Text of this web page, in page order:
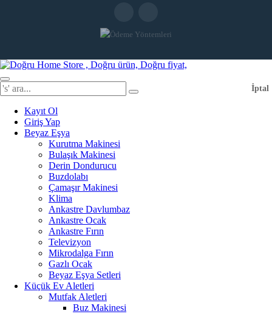
İptal
Kayıt Ol
Giriş Yap
Beyaz Eşya
Kurutma Makinesi
Bulaşık Makinesi
Derin Dondurucu
Buzdolabı
Çamaşır Makinesi
Klima
Ankastre Davlumbaz
Ankastre Ocak
Ankastre Fırın
Televizyon
Mikrodalga Fırın
Gazlı Ocak
Beyaz Eşya Setleri
Küçük Ev Aletleri
Mutfak Aletleri
Buz Makinesi